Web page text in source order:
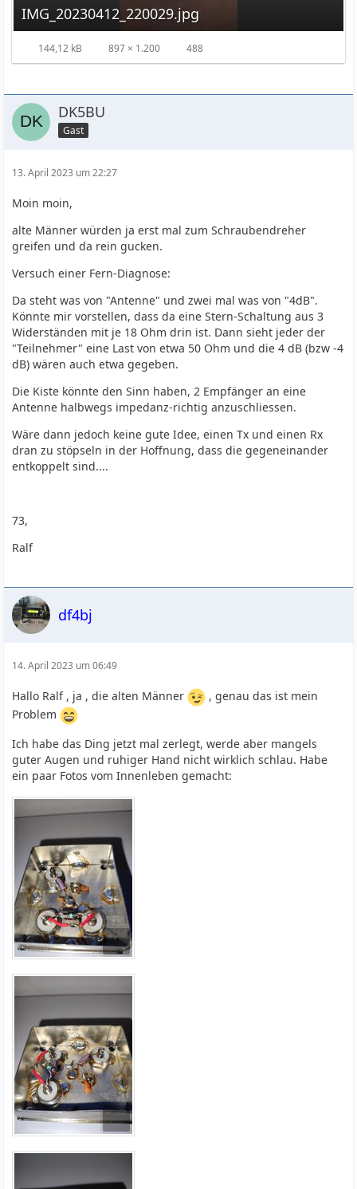
IMG_20230412_220029.jpg
144,12 kB 897 × 1.200 488
DK5BU
Gast
13. April 2023 um 22:27
Moin moin,
alte Männer würden ja erst mal zum Schraubendreher
greifen und da rein gucken.
Versuch einer Fern-Diagnose:
Da steht was von "Antenne" und zwei mal was von "4dB".
Könnte mir vorstellen, dass da eine Stern-Schaltung aus 3
Widerständen mit je 18 Ohm drin ist. Dann sieht jeder der
"Teilnehmer" eine Last von etwa 50 Ohm und die 4 dB (bzw -4
dB) wären auch etwa gegeben.
Die Kiste könnte den Sinn haben, 2 Empfänger an eine
Antenne halbwegs impedanz-richtig anzuschliessen.
Wäre dann jedoch keine gute Idee, einen Tx und einen Rx
dran zu stöpseln in der Hoffnung, dass die gegeneinander
entkoppelt sind....
73,
Ralf
df4bj
14. April 2023 um 06:49
Hallo Ralf , ja , die alten Männer
, genau das ist mein
Problem
Ich habe das Ding jetzt mal zerlegt, werde aber mangels
guter Augen und ruhiger Hand nicht wirklich schlau. Habe
ein paar Fotos vom Innenleben gemacht: